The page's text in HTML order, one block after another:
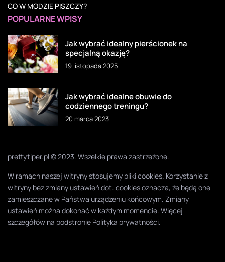
CO W MODZIE PISZCZY?
POPULARNE WPISY
Jak wybrać idealny pierścionek na
specjalną okazję?
19 listopada 2025
Jak wybrać idealne obuwie do
codziennego treningu?
20 marca 2023
prettytiper.pl © 2023. Wszelkie prawa zastrzeżone.
W ramach naszej witryny stosujemy pliki cookies. Korzystanie z
witryny bez zmiany ustawień dot. cookies oznacza, że będą one
zamieszczane w Państwa urządzeniu końcowym. Zmiany
ustawień można dokonać w każdym momencie. Więcej
szczegółów na podstronie Polityka prywatności.